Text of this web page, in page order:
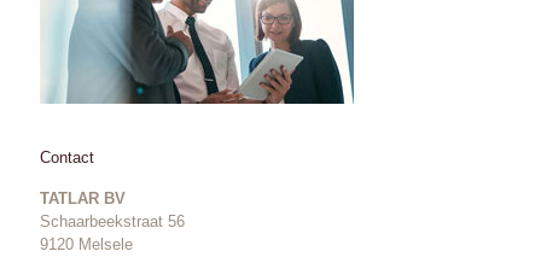
Contact
TATLAR BV
Schaarbeekstraat 56
9120 Melsele